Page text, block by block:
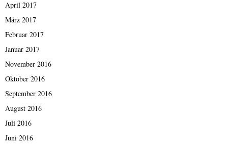
April 2017
März 2017
Februar 2017
Januar 2017
November 2016
Oktober 2016
September 2016
August 2016
Juli 2016
Juni 2016